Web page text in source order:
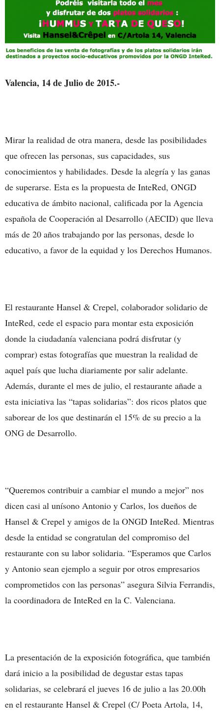
Valencia, 14 de Julio de 2015.-
Mirar la realidad de otra manera, desde las posibilidades
que ofrecen las personas, sus capacidades, sus
conocimientos y habilidades. Desde la alegría y las ganas
de superarse. Esta es la propuesta de InteRed, ONGD
educativa de ámbito nacional, calificada por la Agencia
española de Cooperación al Desarrollo (AECID) que lleva
más de 20 años trabajando por las personas, desde lo
educativo, a favor de la equidad y los Derechos Humanos.
El restaurante Hansel & Crepel, colaborador solidario de
InteRed, cede el espacio para montar esta exposición
donde la ciudadanía valenciana podrá disfrutar (y
comprar) estas fotografías que muestran la realidad de
aquel país que lucha diariamente por salir adelante.
Además, durante el mes de julio, el restaurante añade a
esta iniciativa las “tapas solidarias”: dos ricos platos que
saborear de los que destinarán el 15% de su precio a la
ONG de Desarrollo.
“Queremos contribuir a cambiar el mundo a mejor” nos
dicen casi al unísono Antonio y Carlos, los dueños de
Hansel & Crepel y amigos de la ONGD InteRed. Mientras
desde la entidad se congratulan del compromiso del
restaurante con su labor solidaria. “Esperamos que Carlos
y Antonio sean ejemplo a seguir por otros empresarios
comprometidos con las personas” asegura Silvia Ferrandis,
la coordinadora de InteRed en la C. Valenciana.
La presentación de la exposición fotográfica, que también
dará inicio a la posibilidad de degustar estas tapas
solidarias, se celebrará el jueves 16 de julio a las 20.00h
en el restaurante Hansel & Crepel (C/ Poeta Artola, 14,